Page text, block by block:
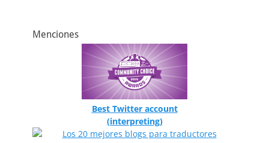
Menciones
Best Twitter account
(interpreting)